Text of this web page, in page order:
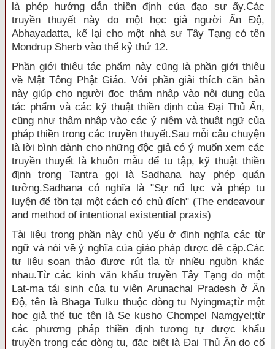
là phép hướng dẫn thiền định của đạo sư ấy.Các
truyền thuyết này do một học giả người Ấn Ðộ,
Abhayadatta, kể lại cho một nhà sư Tây Tạng có tên
Mondrup Sherb vào thế kỷ thứ 12.
Phần giới thiệu tác phẩm này cũng là phần giới thiệu
về Mật Tông Phật Giáo. Với phần giải thích căn bản
này giúp cho người đọc thâm nhập vào nội dung của
tác phẩm và các kỹ thuật thiền định của Ðại Thủ Ấn,
cũng như thâm nhập vào các ý niệm và thuật ngữ của
pháp thiền trong các truyền thuyết.Sau mỗi câu chuyện
là lời bình dành cho những độc giả có ý muốn xem các
truyền thuyết là khuôn mẫu để tu tập, kỹ thuật thiền
định trong Tantra gọi là Sadhana hay phép quán
tưởng.Sadhana có nghĩa là "Sự nổ lực và phép tu
luyện để tồn tại một cách có chủ đích" (The endeavour
and method of intentional existential praxis)
Tài liệu trong phần này chủ yếu ở định nghĩa các từ
ngữ và nói về ý nghĩa của giáo pháp được đề cập.Các
tư liệu soạn thảo được rút tỉa từ nhiều nguồn khác
nhau.Từ các kinh văn khẩu truyền Tây Tạng do một
Lạt-ma tái sinh của tu viện Arunachal Pradesh ở Ấn
Ðộ, tên là Bhaga Tulku thuộc dòng tu Nyingma;từ một
học giả thế tục tên là Se kusho Chompel Namgyel;từ
các phương pháp thiền định tương tự được khẩu
truyền trong các dòng tu, đặc biệt là Ðại Thủ Ấn do cố